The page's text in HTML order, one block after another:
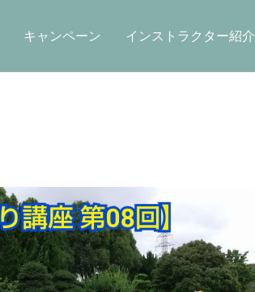
キャンペーン インストラクター紹介